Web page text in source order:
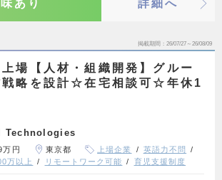
あり 詳細へ
掲載期間 26/07/27～26/08/09
場【人材・組織開発】グルー
戦略を設計☆在宅相談可☆年休1
Technologies
万円 東京都 上場企業
英語力不問
万以上 リモートワーク可能 育児支援制度